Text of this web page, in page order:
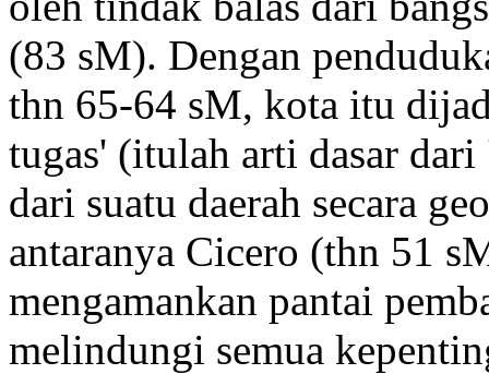
(83 sM). Dengan
thn 65-64 sM, kota itu
tugas' (itulah arti dasar
dari suatu daerah secara
antaranya Cicero (thn 51
mengamankan pantai
melindungi semua